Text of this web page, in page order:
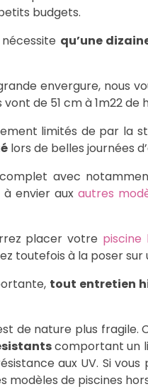
budgets.
qu’une
envergure, nous
de 51 cm à 1m22 de
limités de par la
lors de belles journées
avec
à envier auxautres
placer votre piscine
toutefois à la poser sur
tout entretien
de nature plus fragile.
comportant un
aux UV. Si vous
modèles de piscines